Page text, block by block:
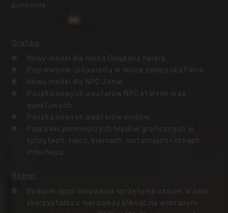
ponownie.
Grafika:
Nowy model dla moba Obłąkana harpia.
Poprawienie ustawienia w walce zwierzaka Fenix.
Nowy model dla NPC Zohar.
Paczka nowych awatarów NPC stałych oraz
questowych.
Paczka nowych awatarów mobów.
Poprawki pomniejszych błędów graficznych w
sprzętach, tłach, krainach, instancjach i oknach
interfejsu.
Różne:
Dodanie opcji linkowania sprzętu na czacie. W celu
skorzystania z niej należy kliknąć na wybranym